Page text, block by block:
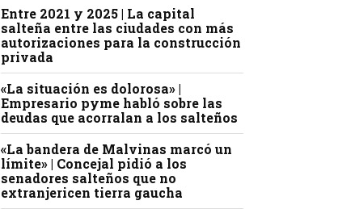
Entre 2021 y 2025 | La capital
salteña entre las ciudades con más
autorizaciones para la construcción
privada
«La situación es dolorosa» |
Empresario pyme habló sobre las
deudas que acorralan a los salteños
«La bandera de Malvinas marcó un
límite» | Concejal pidió a los
senadores salteños que no
extranjericen tierra gaucha